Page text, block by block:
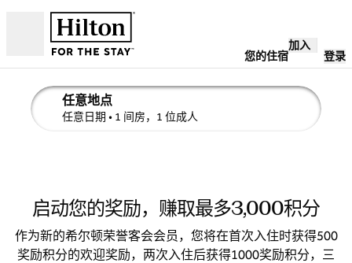
您的住宿
加入
登录
任意地点
任意日期 • 1 间房，1 位成人
编辑搜索详情 , 任意日期, 1 间房，1 位成人
Shore
House at
希尔顿格
芮精选
启动您的奖励，赚取最多3,000积分
作为新的希尔顿荣誉客会会员，您将在首次入住时获得500
奖励积分的欢迎奖励，两次入住后获得1000奖励积分，三